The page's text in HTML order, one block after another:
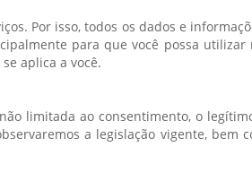
Por isso, todos os dados e
para que você possa utilizar
aplica a você.
limitada ao consentimento, o
a legislação vigente, bem